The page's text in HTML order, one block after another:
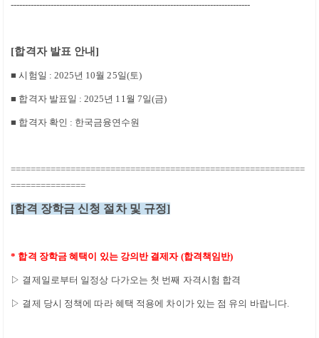
------------------------------------------------------------------------------------
[합격자 발표 안내]
■시험일 : 2025년 10월 25일(토)
■ 합격자 발표일 : 2025년 11월 7일(금)
■ 합격자 확인 : 한국금융연수원
===========================================================
===============
[합격 장학금 신청 절차 및 규정]
* 합격 장학금 혜택이 있는 강의반 결제자 (합격책임반)
▷ 결제일로부터 일정상 다가오는 첫 번째 자격시험 합격
▷ 결제 당시 정책에 따라 혜택 적용에 차이가 있는 점 유의 바랍니다.